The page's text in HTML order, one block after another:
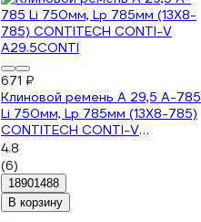
671 ₽
Клиновой ремень A 29,5 A-785
Li 750мм, Lp 785мм (13X8-785)
CONTITECH CONTI-V
A29.5CONTI
4.8
(6)
18901488
В корзину